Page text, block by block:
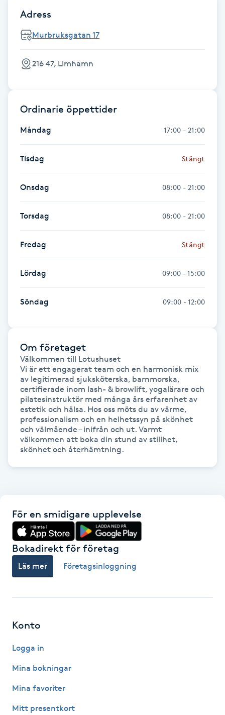
Gelenaglar
Gellack med förstärkning
Gravidmassage
Gravidyoga
Gruppträning
Gua Sha-massage
Hatha Yoga
Headspa
Herrklippning
HIFU
Hollywood Peel
Hot Stone Massage
Hot yoga
Huduppstramning
Hudvård
Hyaluronsyra
Hyperhidros
Hypnos
Hårborttagning
Hårförlängning
Adress
Murbruksgatan 17
216 47, Limhamn
Ordinarie öppettider
Måndag 17:00 - 21:00
Tisdag Stängt
Onsdag 08:00 - 21:00
Torsdag 08:00 - 21:00
Fredag Stängt
Lördag 09:00 - 15:00
Söndag 09:00 - 12:00
Om företaget
Välkommen till Lotushuset
Vi är ett engagerat team och en harmonisk mix
av legitimerad sjuksköterska, barnmorska,
certifierade inom lash- & browlift, yogalärare och
pilatesinstruktör med många års erfarenhet av
estetik och hälsa. Hos oss möts du av värme,
professionalism och en helhetssyn på skönhet
och välmående – inifrån och ut. Varmt
välkommen att boka din stund av stillhet,
skönhet och återhämtning.
För en smidigare upplevelse
Bokadirekt för företag
Läs mer Företagsinloggning
Konto
Logga in
Mina bokningar
Mina favoriter
Mitt presentkort